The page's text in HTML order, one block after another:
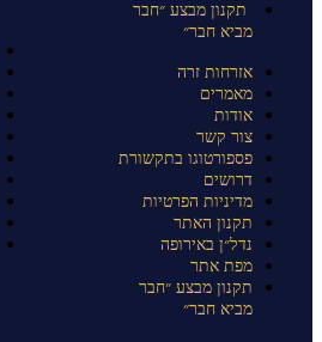
תקנון מבצע ״חבר
מביא חבר״
אזרחות זרה
מאמרים
אודות
צור קשר
פספורטוגו בתקשורת
דרושים
מדיניות הפרטיות
תקנון האתר
נדל״ן באירופה
מפת אתר
תקנון מבצע ״חבר
מביא חבר״